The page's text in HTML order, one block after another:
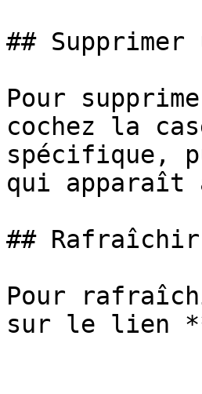
##
Pour
cochez la
spécifique,
qui apparaît
##
Pour
sur le lien